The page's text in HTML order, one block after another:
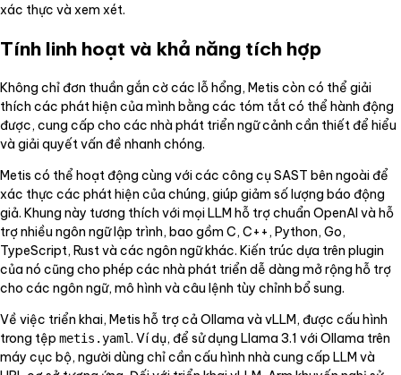
xác thực và xem xét.
Tính linh hoạt và khả năng tích hợp
Không chỉ đơn thuần gắn cờ các lỗ hổng, Metis còn có thể giải
thích các phát hiện của mình bằng các tóm tắt có thể hành động
được, cung cấp cho các nhà phát triển ngữ cảnh cần thiết để hiểu
và giải quyết vấn đề nhanh chóng.
Metis có thể hoạt động cùng với các công cụ SAST bên ngoài để
xác thực các phát hiện của chúng, giúp giảm số lượng báo động
giả. Khung này tương thích với mọi LLM hỗ trợ chuẩn OpenAI và hỗ
trợ nhiều ngôn ngữ lập trình, bao gồm C, C++, Python, Go,
TypeScript, Rust và các ngôn ngữ khác. Kiến trúc dựa trên plugin
của nó cũng cho phép các nhà phát triển dễ dàng mở rộng hỗ trợ
cho các ngôn ngữ, mô hình và câu lệnh tùy chỉnh bổ sung.
Về việc triển khai, Metis hỗ trợ cả Ollama và vLLM, được cấu hình
trong tệp metis.yaml. Ví dụ, để sử dụng Llama 3.1 với Ollama trên
máy cục bộ, người dùng chỉ cần cấu hình nhà cung cấp LLM và